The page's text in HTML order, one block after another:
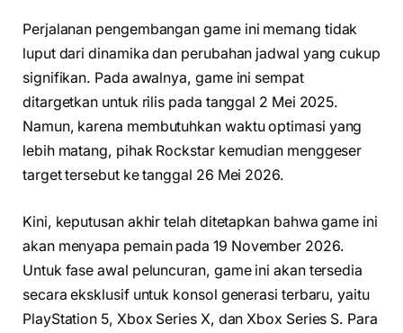
Perjalanan pengembangan game ini memang tidak
luput dari dinamika dan perubahan jadwal yang cukup
signifikan. Pada awalnya, game ini sempat
ditargetkan untuk rilis pada tanggal 2 Mei 2025.
Namun, karena membutuhkan waktu optimasi yang
lebih matang, pihak Rockstar kemudian menggeser
target tersebut ke tanggal 26 Mei 2026.
Kini, keputusan akhir telah ditetapkan bahwa game ini
akan menyapa pemain pada 19 November 2026.
Untuk fase awal peluncuran, game ini akan tersedia
secara eksklusif untuk konsol generasi terbaru, yaitu
PlayStation 5, Xbox Series X, dan Xbox Series S. Para